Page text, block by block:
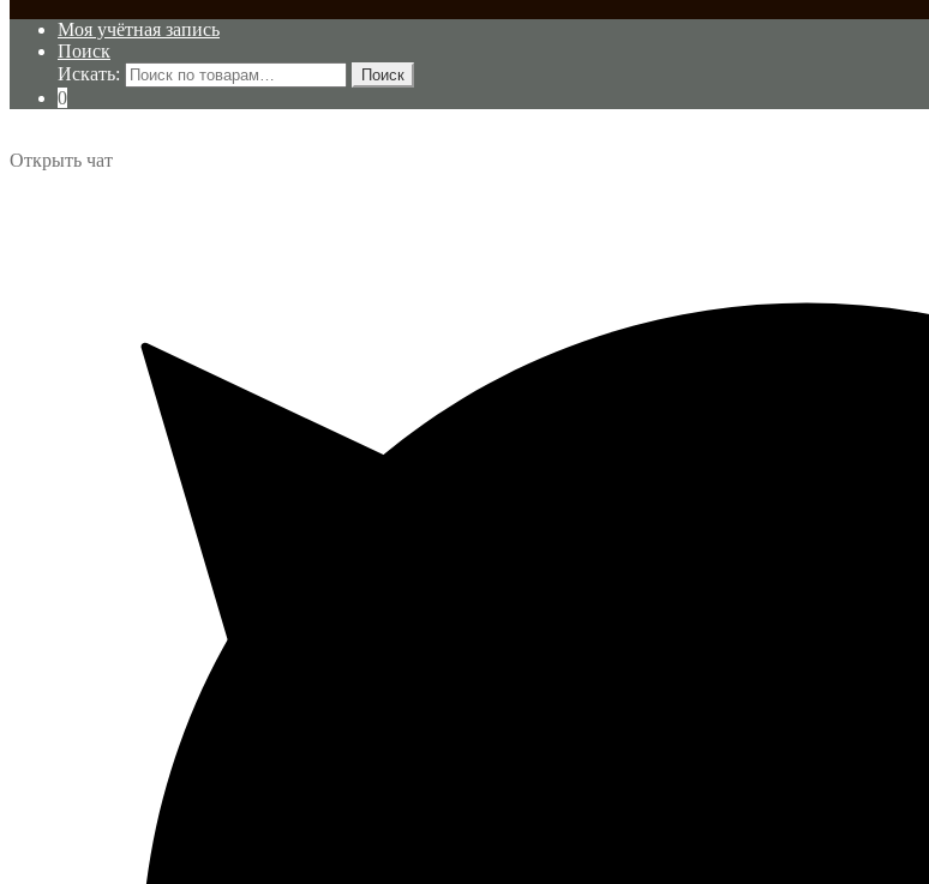
Моя учётная запись
Поиск
Искать:
Поиск
0
Открыть чат